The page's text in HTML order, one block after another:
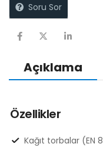
Soru Sor
Açıklama
Özellikler
Kağıt torbalar (EN